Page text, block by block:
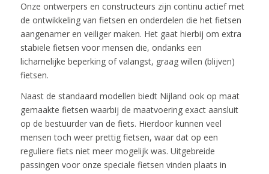
Onze ontwerpers en constructeurs zijn continu actief met
de ontwikkeling van fietsen en onderdelen die het fietsen
aangenamer en veiliger maken. Het gaat hierbij om extra
stabiele fietsen voor mensen die, ondanks een
lichamelijke beperking of valangst, graag willen (blijven)
fietsen.
Naast de standaard modellen biedt Nijland ook op maat
gemaakte fietsen waarbij de maatvoering exact aansluit
op de bestuurder van de fiets. Hierdoor kunnen veel
mensen toch weer prettig fietsen, waar dat op een
reguliere fiets niet meer mogelijk was. Uitgebreide
passingen voor onze speciale fietsen vinden plaats in